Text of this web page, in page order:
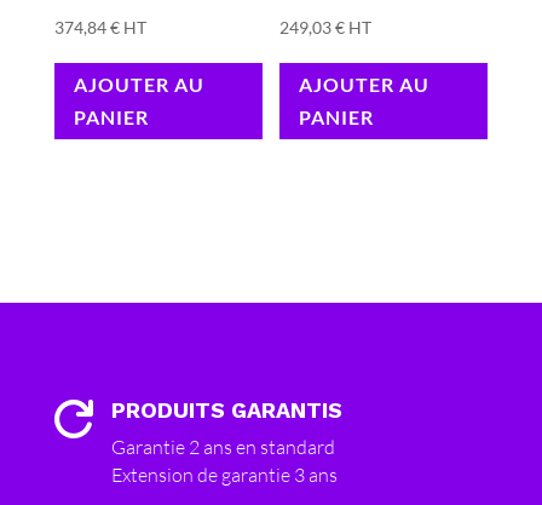
374,84€ HT
AJOUTER AU
PANIER
249,03€ HT
AJOUTER AU
PANIER
 PRODUITS GARANTIS
Garantie 2 ans en standard
Extension de garantie 3 ans